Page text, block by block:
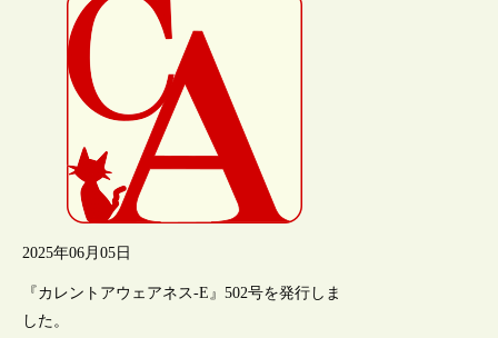
2025年06月05日
『カレントアウェアネス-E』502号を発行しま
した。